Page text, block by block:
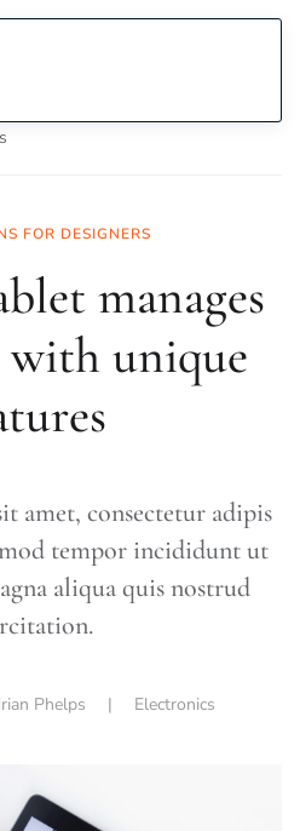
FOR DESIGNERS
manages
unique
amet, consectetur adipis
tempor incididunt ut
aliqua quis nostrud
Phelps | Electronics